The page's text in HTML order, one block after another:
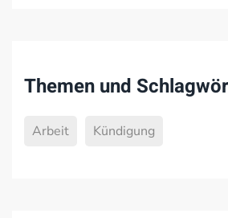
Themen und
Arbeit Kündigung